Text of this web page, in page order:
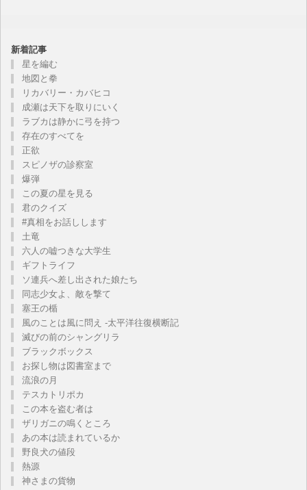
新着記事
星を編む
地図と拳
リカバリー・カバヒコ
成瀬は天下を取りにいく
ラブカは静かに弓を持つ
存在のすべてを
正欲
スピノザの診察室
爆弾
この夏の星を見る
君のクイズ
#真相をお話しします
土竜
六人の嘘つきな大学生
ギフトライフ
ソ連兵へ差し出された娘たち
同志少女よ、敵を撃て
塞王の楯
風のことは風に問え -太平洋往復横断記
滅びの前のシャングリラ
ブラックボックス
お探し物は図書室まで
流浪の月
テスカトリポカ
この本を盗む者は
ザリガニの鳴くところ
あの本は読まれているか
野良犬の値段
熱源
神さまの貨物